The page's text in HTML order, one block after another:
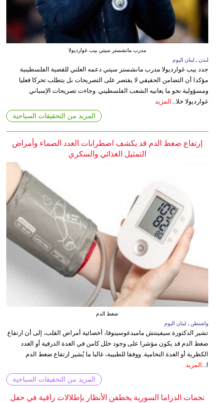
مدرب مانشستر سيتي بيب غوارديولا
لندن ـ لبنان اليوم
جدد بيب غوارديولا مدرب مانشستر سيتي دعمه العلني للقضية الفلسطينية
مؤكدا أن التضامن الحقيقي لا يقتصر على التصريحات بل يتطلب تحركا فعليا
ومسؤولية نحو ما يعانيه الشعب الفلسطيني. وجاءت تصريحات الإسباني
غوارديولا خلا... المزيد
المزيد من التحقيقات السياحية
إرتفاع ضغط الدم قد يكشف اضطرابات الغدد الصماء وأمراض
التمثيل الغذائي والسكري
ضغط الدم
واشنطن ـ لبنان اليوم
تشير الدكتورة سيفينتش ماميدغوسينوفا، أخصائية أمراض القلب، إلى أن ارتفاع
ضغط الدم قد يكون مؤشرا على وجود خلل كامن في الغدة الدرقية أو الغدد
الكظرية أو الغدة النخامية. ووفقا للطبيبة، غالبا ما يُشير ارتفاع ضغط الدم
ا...
المزيد
المزيد من التحقيقات السياحية
نجمات الدراما السورية يخطفن الأنظار بإطلالات راقية في حفل